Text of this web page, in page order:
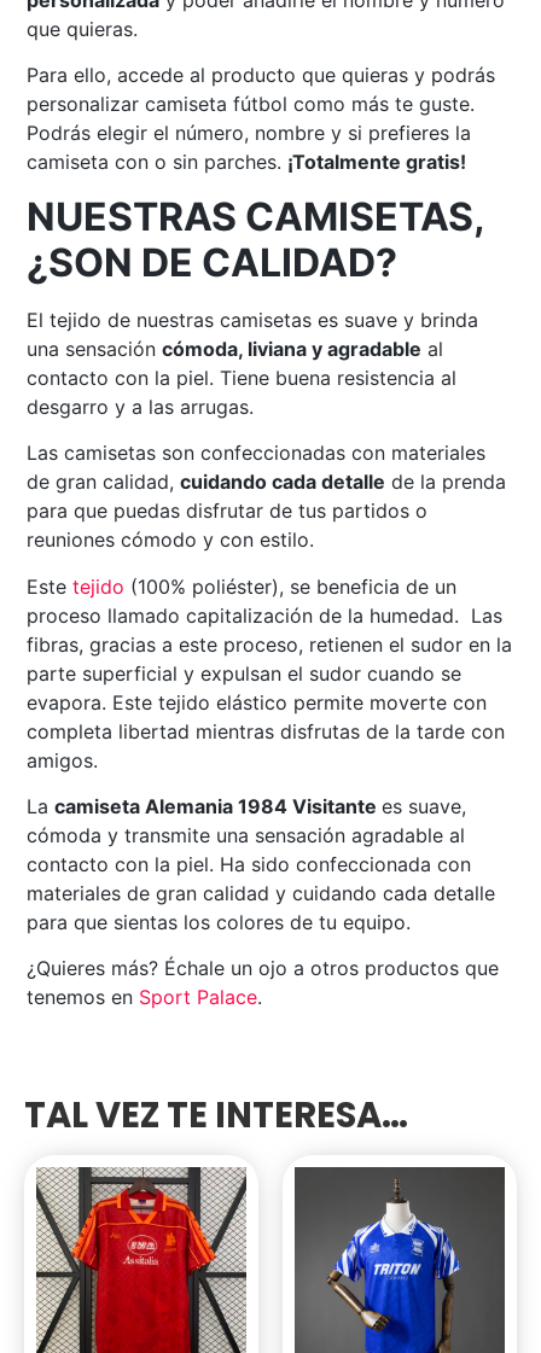
que quieras.
Para ello, accede al producto que quieras y podrás
personalizar camiseta fútbol como más te guste.
Podrás elegir el número, nombre y si prefieres la
camiseta con o sin parches. ¡Totalmente gratis!
NUESTRAS CAMISETAS,
¿SON DE CALIDAD?
El tejido de nuestras camisetas es suave y brinda
una sensacióncómoda, liviana y agradable al
contacto con la piel. Tiene buena resistencia al
desgarro y a las arrugas.
Las camisetas son confeccionadas con materiales
de gran calidad,cuidando cada detalle de la prenda
para que puedas disfrutar de tus partidos o
reuniones cómodo y con estilo.
Estetejido (100% poliéster), se beneficia de un
proceso llamado capitalización de la humedad. Las
fibras, gracias a este proceso, retienen el sudor en la
parte superficial y expulsan el sudor cuando se
evapora. Este tejido elástico permite moverte con
completa libertad mientras disfrutas de la tarde con
amigos.
Lacamiseta Alemania 1984 Visitante es suave,
cómoda y transmite una sensación agradable al
contacto con la piel. Ha sido confeccionada con
materiales de gran calidad y cuidando cada detalle
para que sientas los colores de tu equipo.
¿Quieres más? Échale un ojo a otros productos que
tenemos en Sport Palace.
TAL VEZ TE INTERESA…